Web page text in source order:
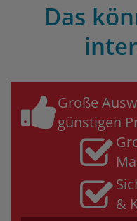
Das
Große
günstigen
&